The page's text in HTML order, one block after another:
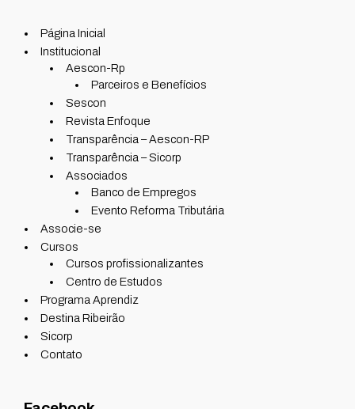
Página Inicial
Institucional
Aescon-Rp
Parceiros e Benefícios
Sescon
Revista Enfoque
Transparência – Aescon-RP
Transparência – Sicorp
Associados
Banco de Empregos
Evento Reforma Tributária
Associe-se
Cursos
Cursos profissionalizantes
Centro de Estudos
Programa Aprendiz
Destina Ribeirão
Sicorp
Contato